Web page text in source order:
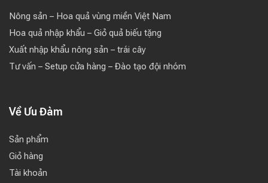
Nông sản – Hoa quả vùng miền Việt Nam
Hoa quả nhập khẩu – Giỏ quả biếu tặng
Xuất nhập khẩu nông sản – trái cây
Tư vấn – Setup cửa hàng – Đào tạo đội nhóm
Về Ưu Đàm
Sản phẩm
Giỏ hàng
Tài khoản